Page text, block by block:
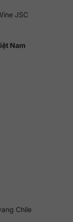
JSC
Nam
Chile